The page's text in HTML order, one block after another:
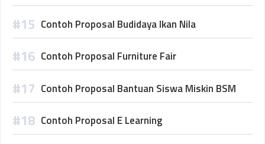
Contoh Proposal Budidaya Ikan Nila
Contoh Proposal Furniture Fair
Contoh Proposal Bantuan Siswa Miskin BSM
Contoh Proposal E Learning